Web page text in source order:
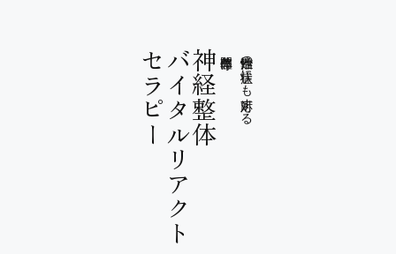
難治性の症状にも対応する
神経整体
バイタルリアクト
​​​​​​​セラピー